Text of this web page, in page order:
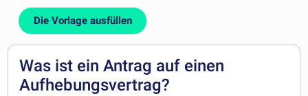
KONTAKT
MEIN KONTO
Die Vorlage ausfüllen
Was ist ein Antrag auf einen
Aufhebungsvertrag?